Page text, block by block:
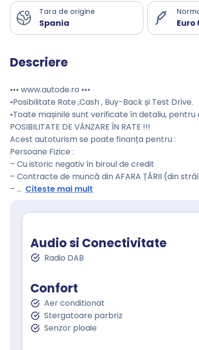
Tara de origine
Spania Euro
Descriere
••• www.autode.ro •••
•Posibilitate Rate ,Cash , Buy-Back și Test Drive.
•Toate mașinile sunt verificate în detaliu,
POSIBILITATE DE VÂNZARE ÎN RATE !!!
Acest autoturism se poate finanța pentru :
Persoane Fizice :
– Cu istoric negativ în biroul de credit
– Contracte de muncă din AFARA ȚĂRII (din
– ... Citeste mai mult
Audio si Conectivitate
Radio DAB
Confort
Aer conditionat
Stergatoare parbriz
Senzor ploaie